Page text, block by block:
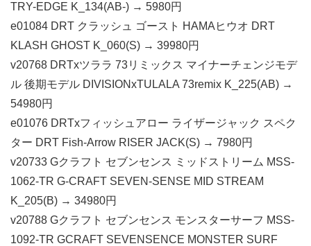
TRY-EDGE K_134(AB-) → 5980円
e01084 DRT クラッシュ ゴースト HAMAヒウオ DRT
KLASH GHOST K_060(S) → 39980円
v20768 DRTxツララ 73リミックス マイナーチェンジモデ
ル 後期モデル DIVISIONxTULALA 73remix K_225(AB) →
54980円
e01076 DRTxフィッシュアロー ライザージャック スペク
ター DRT Fish-Arrow RISER JACK(S) → 7980円
v20733 Gクラフト セブンセンス ミッドストリーム MSS-
1062-TR G-CRAFT SEVEN-SENSE MID STREAM
K_205(B) → 34980円
v20788 Gクラフト セブンセンス モンスターサーフ MSS-
1092-TR GCRAFT SEVENSENCE MONSTER SURF